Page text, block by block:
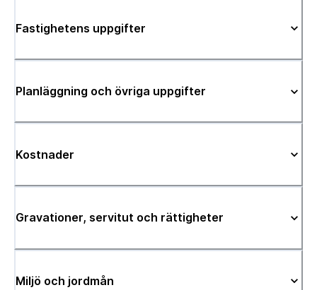
Fastighetens uppgifter
Planläggning och övriga uppgifter
Kostnader
Gravationer, servitut och rättigheter
Miljö och jordmån